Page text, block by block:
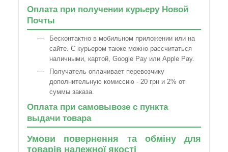
Оплата при получении курьеру Новой
Почты
Бесконтактно в мобильном приложении или на
сайте. С курьером также можно рассчитаться
наличными, картой, Google Pay или Apple Pay.
Получатель оплачивает перевозчику
дополнительную комиссию - 20 грн и 2% от
суммы заказа.
Оплата при самовывозе с пункта
выдачи товара
Умови повернення та обміну для
товарів належної якості